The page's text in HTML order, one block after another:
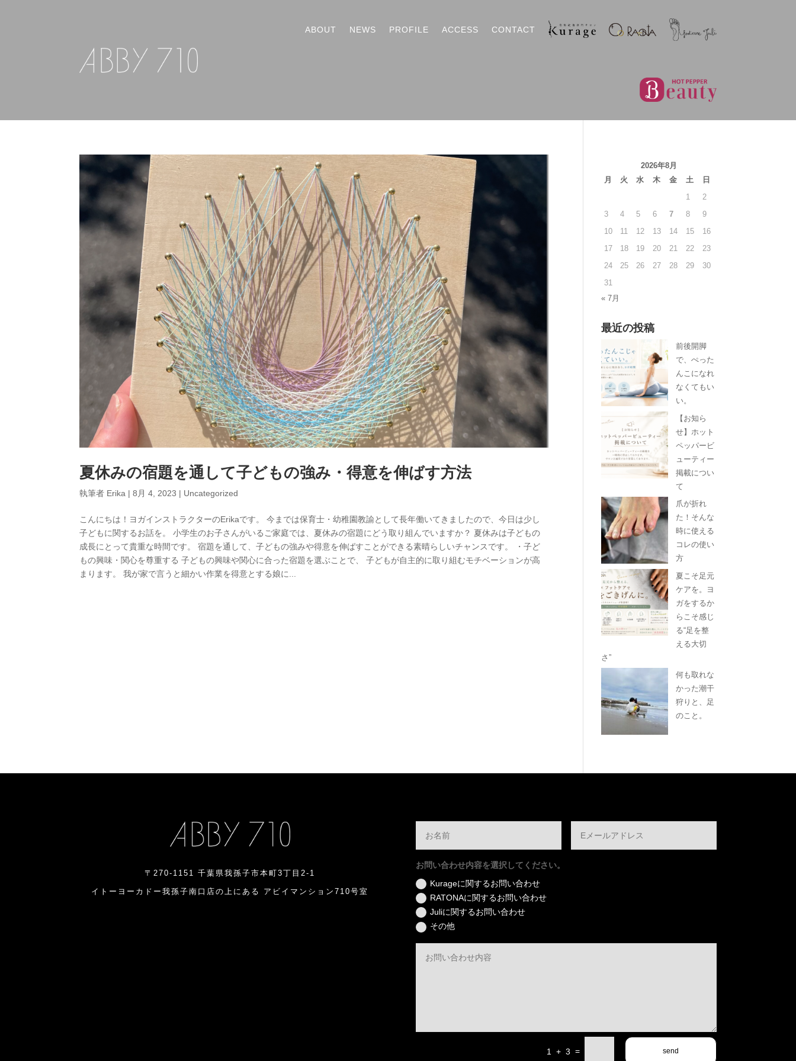
ABOUT NEWS PROFILE ACCESS CONTACT
夏休みの宿題を通して子どもの強み・得意を伸ばす方法
執筆者 Erika |8月 4, 2023 | Uncategorized
こんにちは！ヨガインストラクターのErikaです。 今までは保育士・幼稚園教諭として長年働いてきましたので、今日は少し
子どもに関するお話を。 小学生のお子さんがいるご家庭では、夏休みの宿題にどう取り組んでいますか？ 夏休みは子どもの
成長にとって貴重な時間です。 宿題を通して、子どもの強みや得意を伸ばすことができる素晴らしいチャンスです。 ・子ど
もの興味・関心を尊重する 子どもの興味や関心に合った宿題を選ぶことで、 子どもが自主的に取り組むモチベーションが高
まります。 我が家で言うと細かい作業を得意とする娘に...
2026年8月
月
火 水 木 金 土
日
1
2
3
4 5 6 7 8
9
10
11 12 13 14 15
16
17
18 19 20 21 22
23
24
25 26 27 28 29
30
31
« 7月
最近の投稿
前後開脚
で、ぺった
んこになれ
なくてもい
い。
【お知ら
せ】ホット
ペッパービ
ューティー
掲載につい
て
爪が折れ
た！そんな
時に使える
コレの使い
方
夏こそ足元
ケアを。ヨ
ガをするか
らこそ感じ
る“足を整
える大切
さ”
何も取れな
かった潮干
狩りと、足
のこと。
〒270-1151 千葉県我孫子市本町3丁目2-1
イトーヨーカドー我孫子南口店の上にある アビイマンション710号室
お問い合わせ内容を選択してください。
Kurageに関するお問い合わせ
RATONAに関するお問い合わせ
Juliに関するお問い合わせ
その他
1 + 3 = send